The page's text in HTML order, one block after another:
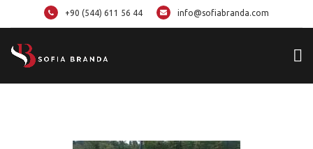
+90 (544) 611 56 44 info@sofiabranda.com